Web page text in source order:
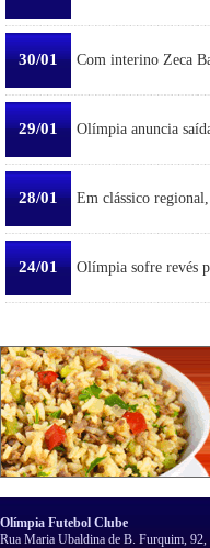
30/01 Com interino Zeca
29/01 Olímpia anuncia
28/01 Em clássico
24/01 Olímpia sofre revés
Olímpia Futebol Clube
Rua Maria Ubaldina de B. Furquim,